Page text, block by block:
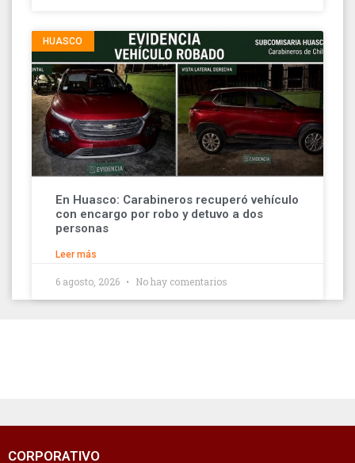
HUASCO
En Huasco: Carabineros recuperó vehículo
con encargo por robo y detuvo a dos
personas
Leer más
6 agosto, 2026 No hay comentarios
CORPORATIVO